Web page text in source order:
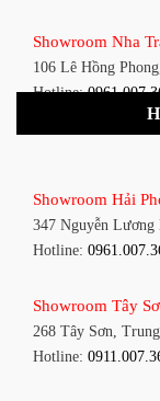
591 Hoàng Văn
Hotline:
Showroom Tân
Showroom
66 đường DT743,
Showroom Biên
452 Nguyễn Ái
Showroom Nha
106 Lê Hồng
Hotline:
27-29 Nguyễn Sỹ
Hotline:
Showroom Buôn
Hotline:
Showroom Thanh
Showroom Hải
347 Nguyễn Lương
Hotline:
Showroom Tây
268 Tây Sơn,
Hotline: